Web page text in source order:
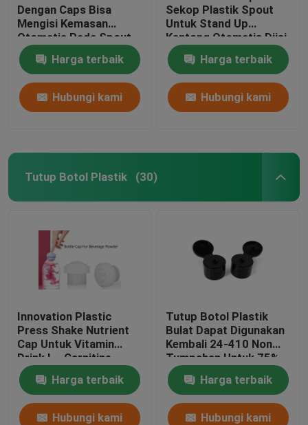
Berdiri Pouch Sealing Machine
Produk Plastik Lainnya
Tutup Wet Wipe
Dengan Caps Bisa
Mengisi Kemasan
Otomatis Pada Spout
Pouch Doypack
Harga terbaik
Hubungi kami
Sekop Plastik Spout
Untuk Stand Up
Kantong Otomatis Diisi
Harga terbaik
Hubungi kami
Tutup Botol Plastik (30)
Innovation Plastic
Press Shake Nutrient
Cap Untuk Vitamin
Drink L - Carnitine
Packaging
Harga terbaik
Hubungi kami
Tutup Botol Plastik
Bulat Dapat Digunakan
Kembali 24-410 Non
Tumpahan Untuk 75%
Botol Pembersih
Tangan Achohol
Harga terbaik
Hubungi kami